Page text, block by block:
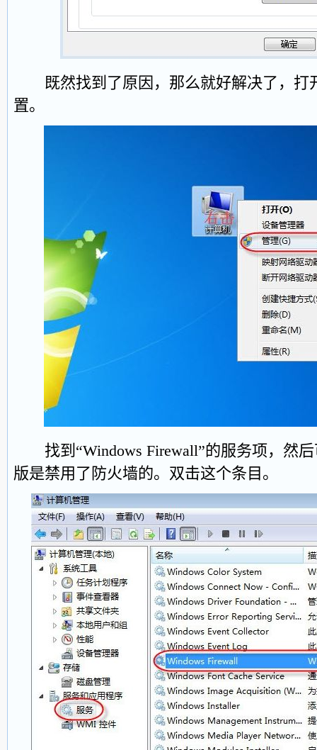
既然找到了原因，那么就好解决了，打
置。
找到“Windows Firewall”的服务项，然后
版是禁用了防火墙的。双击这个条目。